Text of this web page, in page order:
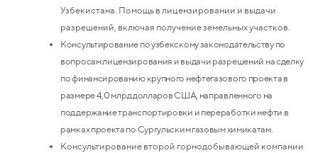
Узбекистана. Помощь в лицензировании и выдачи
разрешений, включая получение земельных участков.
Консультирование по узбекскому законодательству по
вопросам лицензирования и выдачи разрешений на сделку
по финансированию крупного нефтегазового проекта в
размере 4,0 млрд долларов США, направленного на
поддержание транспортировки и переработки нефти в
рамках проекта по Сургульским газовым химикатам.
Консультирование второй горнодобывающей компании